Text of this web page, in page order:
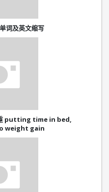
词及英文缩写
重 putting time in bed,
weight gain